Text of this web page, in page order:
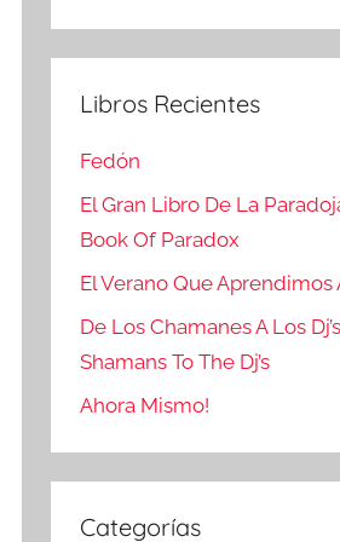
Libros Recientes
Fedón
El Gran Libro De La
Book Of Paradox
El Verano Que Aprendimos
De Los Chamanes A Los
Shamans To The Dj’s
Ahora Mismo!
Categorías